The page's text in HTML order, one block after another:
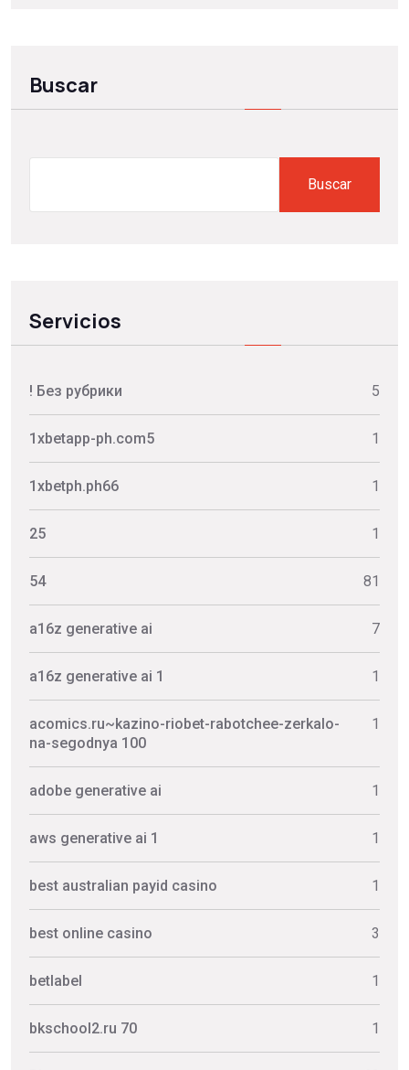
Buscar
Buscar
Servicios
! Без рубрики 5
1xbetapp-ph.com5 1
1xbetph.ph66 1
25 1
54 81
a16z generative ai 7
a16z generative ai 1 1
acomics.ru~kazino-riobet-rabotchee-zerkalo-
na-segodnya 100
1
adobe generative ai 1
aws generative ai 1 1
best australian payid casino 1
best online casino 3
betlabel 1
bkschool2.ru 70 1